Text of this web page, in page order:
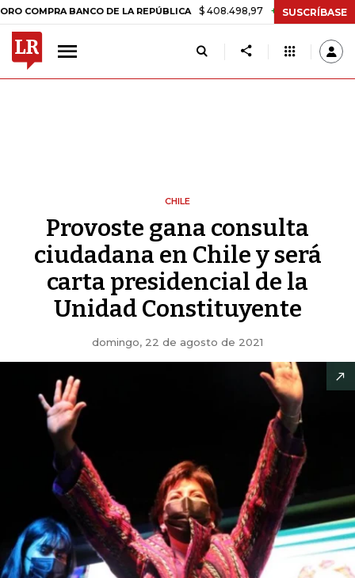
BANCO DE LA REPÚBLICA $ 408.498,97 +$ 8.753,81 +2,19%
SUSCRÍBASE
CHILE
Provoste gana consulta
ciudadana en Chile y será
carta presidencial de la
Unidad Constituyente
domingo, 22 de agosto de 2021